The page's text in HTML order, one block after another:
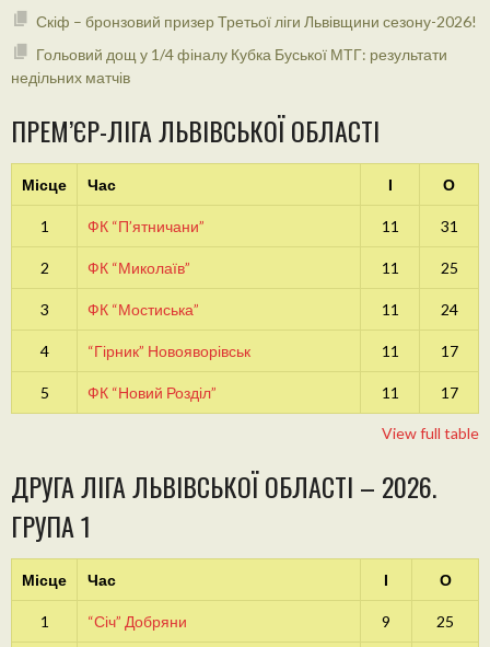
Скіф – бронзовий призер Третьої ліги Львівщини сезону-2026!
Гольовий дощ у 1/4 фіналу Кубка Буської МТГ: результати
недільних матчів
ПРЕМ’ЄР-ЛІГА ЛЬВІВСЬКОЇ ОБЛАСТІ
Місце Час І О
1 ФК “П’ятничани” 11 31
2 ФК “Миколаїв” 11 25
3 ФК “Мостиська” 11 24
4 “Гірник” Новояворівськ 11 17
5 ФК “Новий Розділ” 11 17
View full table
ДРУГА ЛІГА ЛЬВІВСЬКОЇ ОБЛАСТІ – 2026.
ГРУПА 1
Місце Час І О
1 “Січ” Добряни 9 25